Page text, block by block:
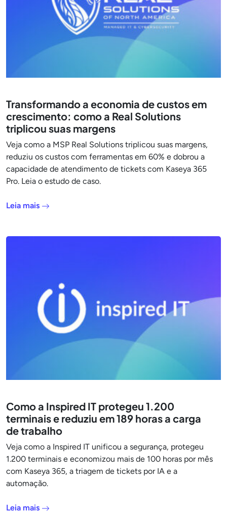
Transformando a economia de custos em
crescimento: como a Real Solutions
triplicou suas margens
Veja como a MSP Real Solutions triplicou suas margens,
reduziu os custos com ferramentas em 60% e dobrou a
capacidade de atendimento de tickets com Kaseya 365
Pro. Leia o estudo de caso.
Leia mais
Como a Inspired IT protegeu 1.200
terminais e reduziu em 189 horas a carga
de trabalho
Veja como a Inspired IT unificou a segurança, protegeu
1.200 terminais e economizou mais de 100 horas por mês
com Kaseya 365, a triagem de tickets por IA e a
automação.
Leia mais